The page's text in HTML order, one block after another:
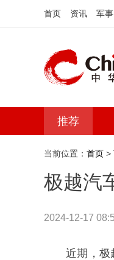
首页 资讯 军事
推荐
当前位置： 首页 >
极越汽
2024-12-17
近期，极